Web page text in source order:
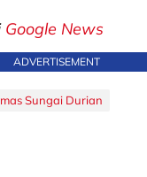
Google News
ADVERTISEMENT
Sungai Durian